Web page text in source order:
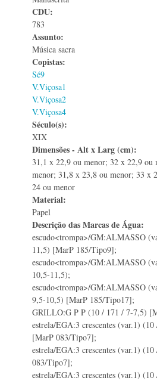
CDU:
783
Assunto:
Música sacra
Copistas:
Sé9
V.Viçosa1
V.Viçosa2
V.Viçosa4
Século(s):
XIX
Dimensões - Alt x Larg (cm):
31,1 x 22,9 ou menor; 32 x 22,9 ou
menor; 31,8 x 23,8 ou menor; 33 x
24 ou menor
Material:
Papel
Descrição das Marcas de Água:
escudo<trompa>/GM:ALMASSO
11,5) [MarP 185/Tipo9];
escudo<trompa>/GM:ALMASSO
10,5-11,5);
escudo<trompa>/GM:ALMASSO
9,5-10,5) [MarP 185/Tipo17];
GRILLO:G P P (10 / 171 / 7-7,5)
estrela/EGA:3 crescentes (var.1)
[MarP 083/Tipo7];
estrela/EGA:3 crescentes (var.1)
083/Tipo7];
estrela/EGA:3 crescentes (var.1)